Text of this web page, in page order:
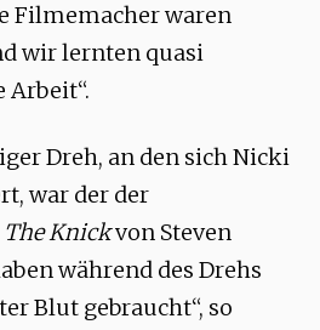
Filmemacher waren
wir lernten quasi
Dreh, an den sich Nicki
war der der
The Knickvon Steven
während des Drehs
Blut gebraucht“, so